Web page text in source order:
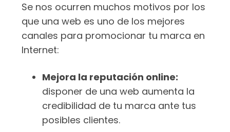
Se nos ocurren muchos motivos por los
que una web es uno de los mejores
canales para promocionar tu marca en
Internet:
Mejora la reputación online:
disponer de una web aumenta la
credibilidad de tu marca ante tus
posibles clientes.